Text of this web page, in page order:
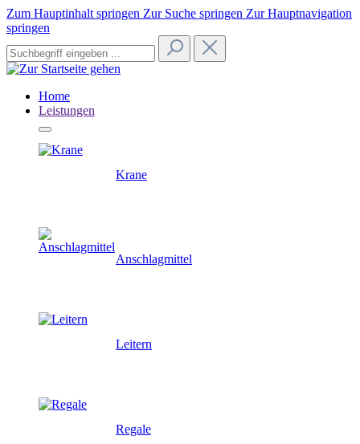
Zum Hauptinhalt springen Zur Suche springen Zur Hauptnavigation
springen
Home
Leistungen
Krane
Anschlagmittel
Leitern
Regale